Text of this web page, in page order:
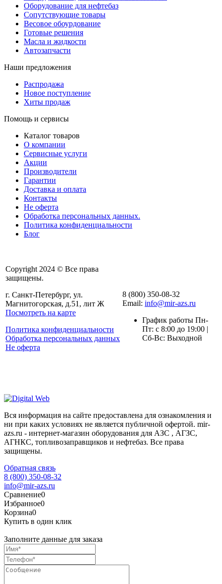
Оборудование для нефтебаз
Сопутствующие товары
Весовое обоурдование
Готовые решения
Масла и жидкости
Автозапчасти
Наши предложения
Распродажа
Новое поступление
Хиты продаж
Помощь и сервисы
Каталог товаров
О компании
Сервисные услуги
Акции
Производители
Гарантии
Доставка и оплата
Контакты
Не оферта
Обработка персональных данных.
Политика конфиденциальности
Блог
Copyright 2024 © Все права
защищены.
г. Санкт-Петербург, ул.
Магнитогорская, д.51, лит Ж
Посмотреть на карте
Политика конфиденциальности
Обработка персональных данных
Не оферта
8 (800) 350-08-32
Email: info@mir-azs.ru
График работы Пн-
Пт: с 8:00 до 19:00 |
Сб-Вс: Выходной
Вся информация на сайте предоставлена для ознакомления и
ни при каких условиях не является публичной офертой. mir-
azs.ru - интернет-магазин оборудования для АЗС , АГЗС,
АГНКС, топливозаправщиков и нефтебаз. Все права
защищены.
Обратная связь
8 (800) 350-08-32
info@mir-azs.ru
Сравнение0
Избранное0
Корзина0
Купить в один клик
Заполните данные для заказа